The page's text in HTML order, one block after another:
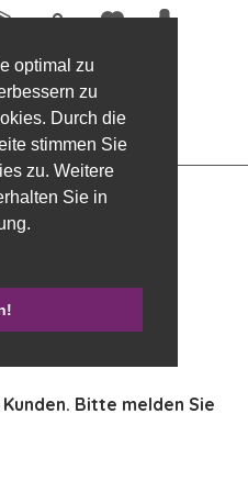
optimal zu
zu
Durch die
stimmen Sie
zu. Weitere
Sie in
Stück
Bitte melden Sie